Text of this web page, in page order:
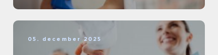
05. december 2025